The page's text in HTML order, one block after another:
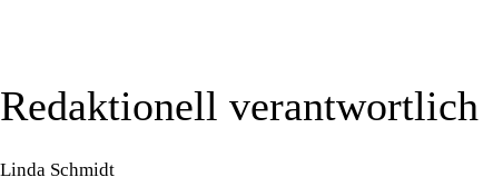
Redaktionell verantwortlich
Linda Schmidt